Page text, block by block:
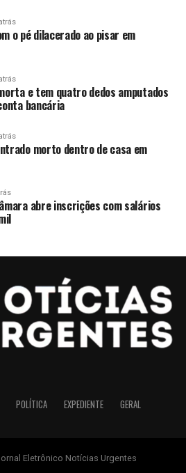
o pé dilacerado ao pisar em
e tem quatro dedos amputados
bancária
morto dentro de casa em
abre inscrições com salários
POLÍTICA EXPEDIENTE GERAL
Eletrônico Notícias Urgentes